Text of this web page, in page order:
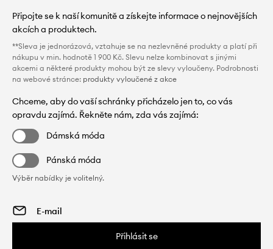
Připojte se k naší komunitě a získejte informace o nejnovějších
akcích a produktech.
**Sleva je jednorázová, vztahuje se na nezlevněné produkty a platí při
nákupu v min. hodnotě 1 900 Kč. Slevu nelze kombinovat s jinými
akcemi a některé produkty mohou být ze slevy vyloučeny. Podrobnosti
na webové stránce: produkty vyloučené z akce
Chceme, aby do vaší schránky přicházelo jen to, co vás
opravdu zajímá. Řekněte nám, zda vás zajímá:
Dámská móda
Pánská móda
Výběr nabídky je volitelný.
Přihlásit se